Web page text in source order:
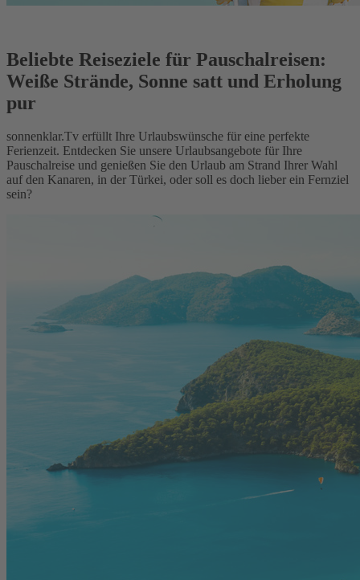
Beliebte Reiseziele für Pauschalreisen:
Weiße Strände, Sonne satt und Erholung
pur
sonnenklar.Tv erfüllt Ihre Urlaubswünsche für eine perfekte
Ferienzeit. Entdecken Sie unsere Urlaubsangebote für Ihre
Pauschalreise und genießen Sie den Urlaub am Strand Ihrer Wahl
auf den Kanaren, in der Türkei, oder soll es doch lieber ein Fernziel
sein?